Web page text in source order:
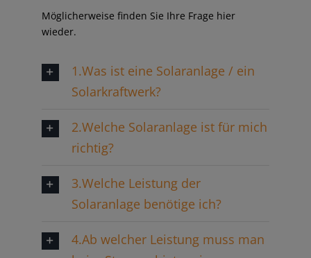
Möglicherweise finden Sie Ihre Frage hier
wieder.
1.Was ist eine Solaranlage / ein
Solarkraftwerk?
2.Welche Solaranlage ist für mich
richtig?
3.Welche Leistung der
Solaranlage benötige ich?
4.Ab welcher Leistung muss man